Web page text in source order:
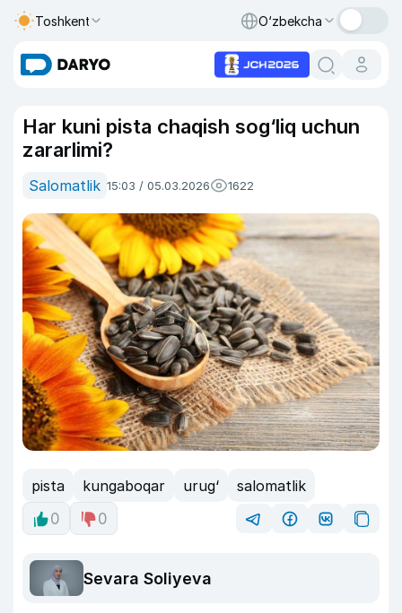
Toshkent O‘zbekcha
Har kuni pista chaqish sog‘liq uchun
zararlimi?
Salomatlik 15:03 / 05.03.2026 1622
pista kungaboqar urug‘
salomatlik
0
0
Sevara Soliyeva